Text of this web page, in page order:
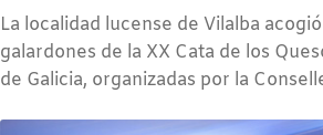
La localidad lucense de Vilalba
galardones de la XX Cata de los
de Galicia, organizadas por la